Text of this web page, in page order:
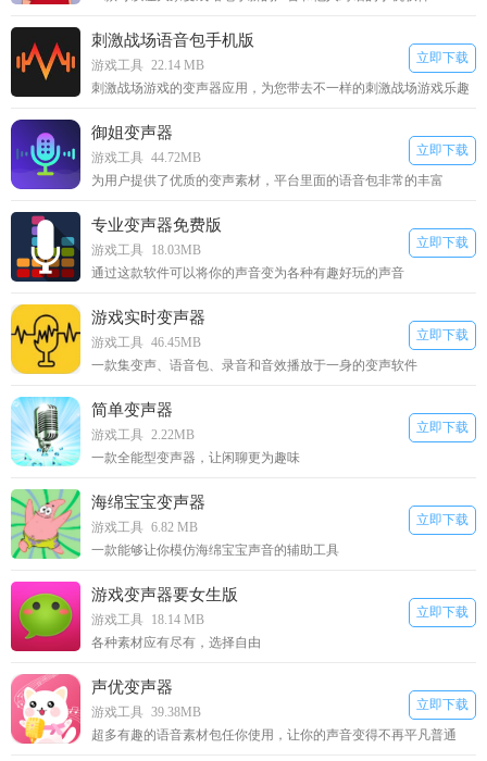
刺激战场语音包手机版
游戏工具 22.14 MB
刺激战场游戏的变声器应用，为您带去不一样的刺激战场游戏乐趣
立即下载
御姐变声器
游戏工具 44.72MB
为用户提供了优质的变声素材，平台里面的语音包非常的丰富
立即下载
专业变声器免费版
游戏工具
18.03MB
通过这款软件可以将你的声音变为各种有趣好玩的声音
立即下载
游戏实时变声器
游戏工具 46.45MB
一款集变声、语音包、录音和音效播放于一身的变声软件
立即下载
简单变声器
游戏工具 2.22MB
一款全能型变声器，让闲聊更为趣味
立即下载
海绵宝宝变声器
游戏工具 6.82 MB
一款能够让你模仿海绵宝宝声音的辅助工具
立即下载
游戏变声器要女生版
游戏工具
18.14 MB
各种素材应有尽有，选择自由
立即下载
声优变声器
游戏工具 39.38MB
超多有趣的语音素材包任你使用，让你的声音变得不再平凡普通
立即下载